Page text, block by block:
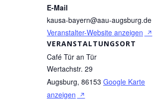
VERANSTALTUNGSORT
Café Tür an Tür
Wertachstr. 29
Augsburg, 86153 Google Karte
anzeigen
E-Mail
kausa-bayern@aau-augsburg.de
Veranstalter-Website anzeigen